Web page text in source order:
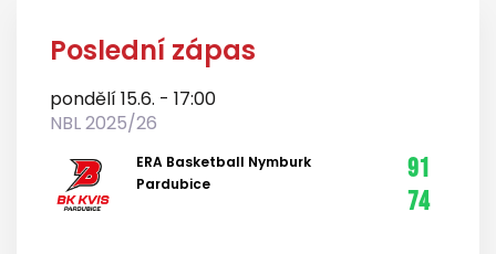
Poslední zápas
pondělí 15.6. - 17:00
NBL 2025/26
ERA Basketball Nymburk
Pardubice
91
74